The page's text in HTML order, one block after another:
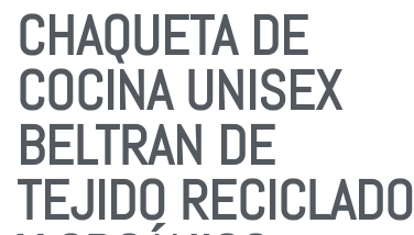
CHAQUETA DE
COCINA UNISEX
BELTRAN DE
TEJIDO RECICLADO